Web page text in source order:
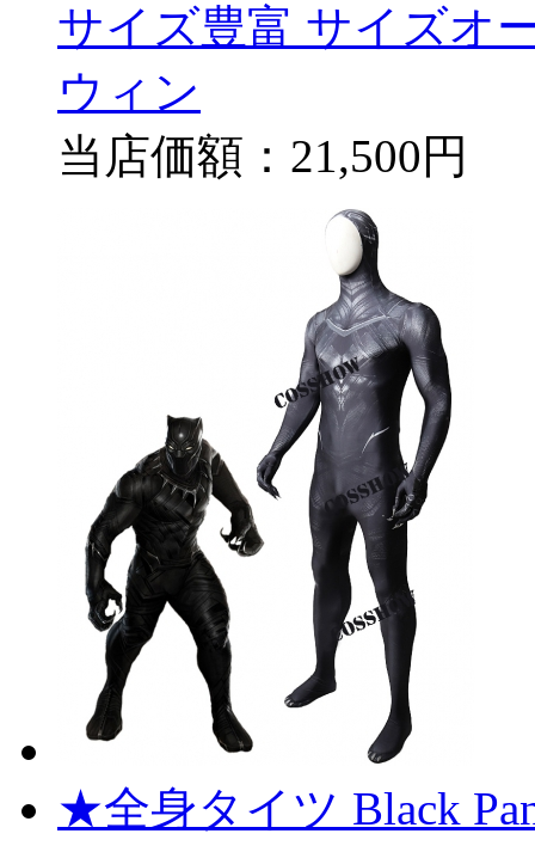
サイズ豊富 サイズオ
ウィン
当店価額： 21,500円
★全身タイツ Black